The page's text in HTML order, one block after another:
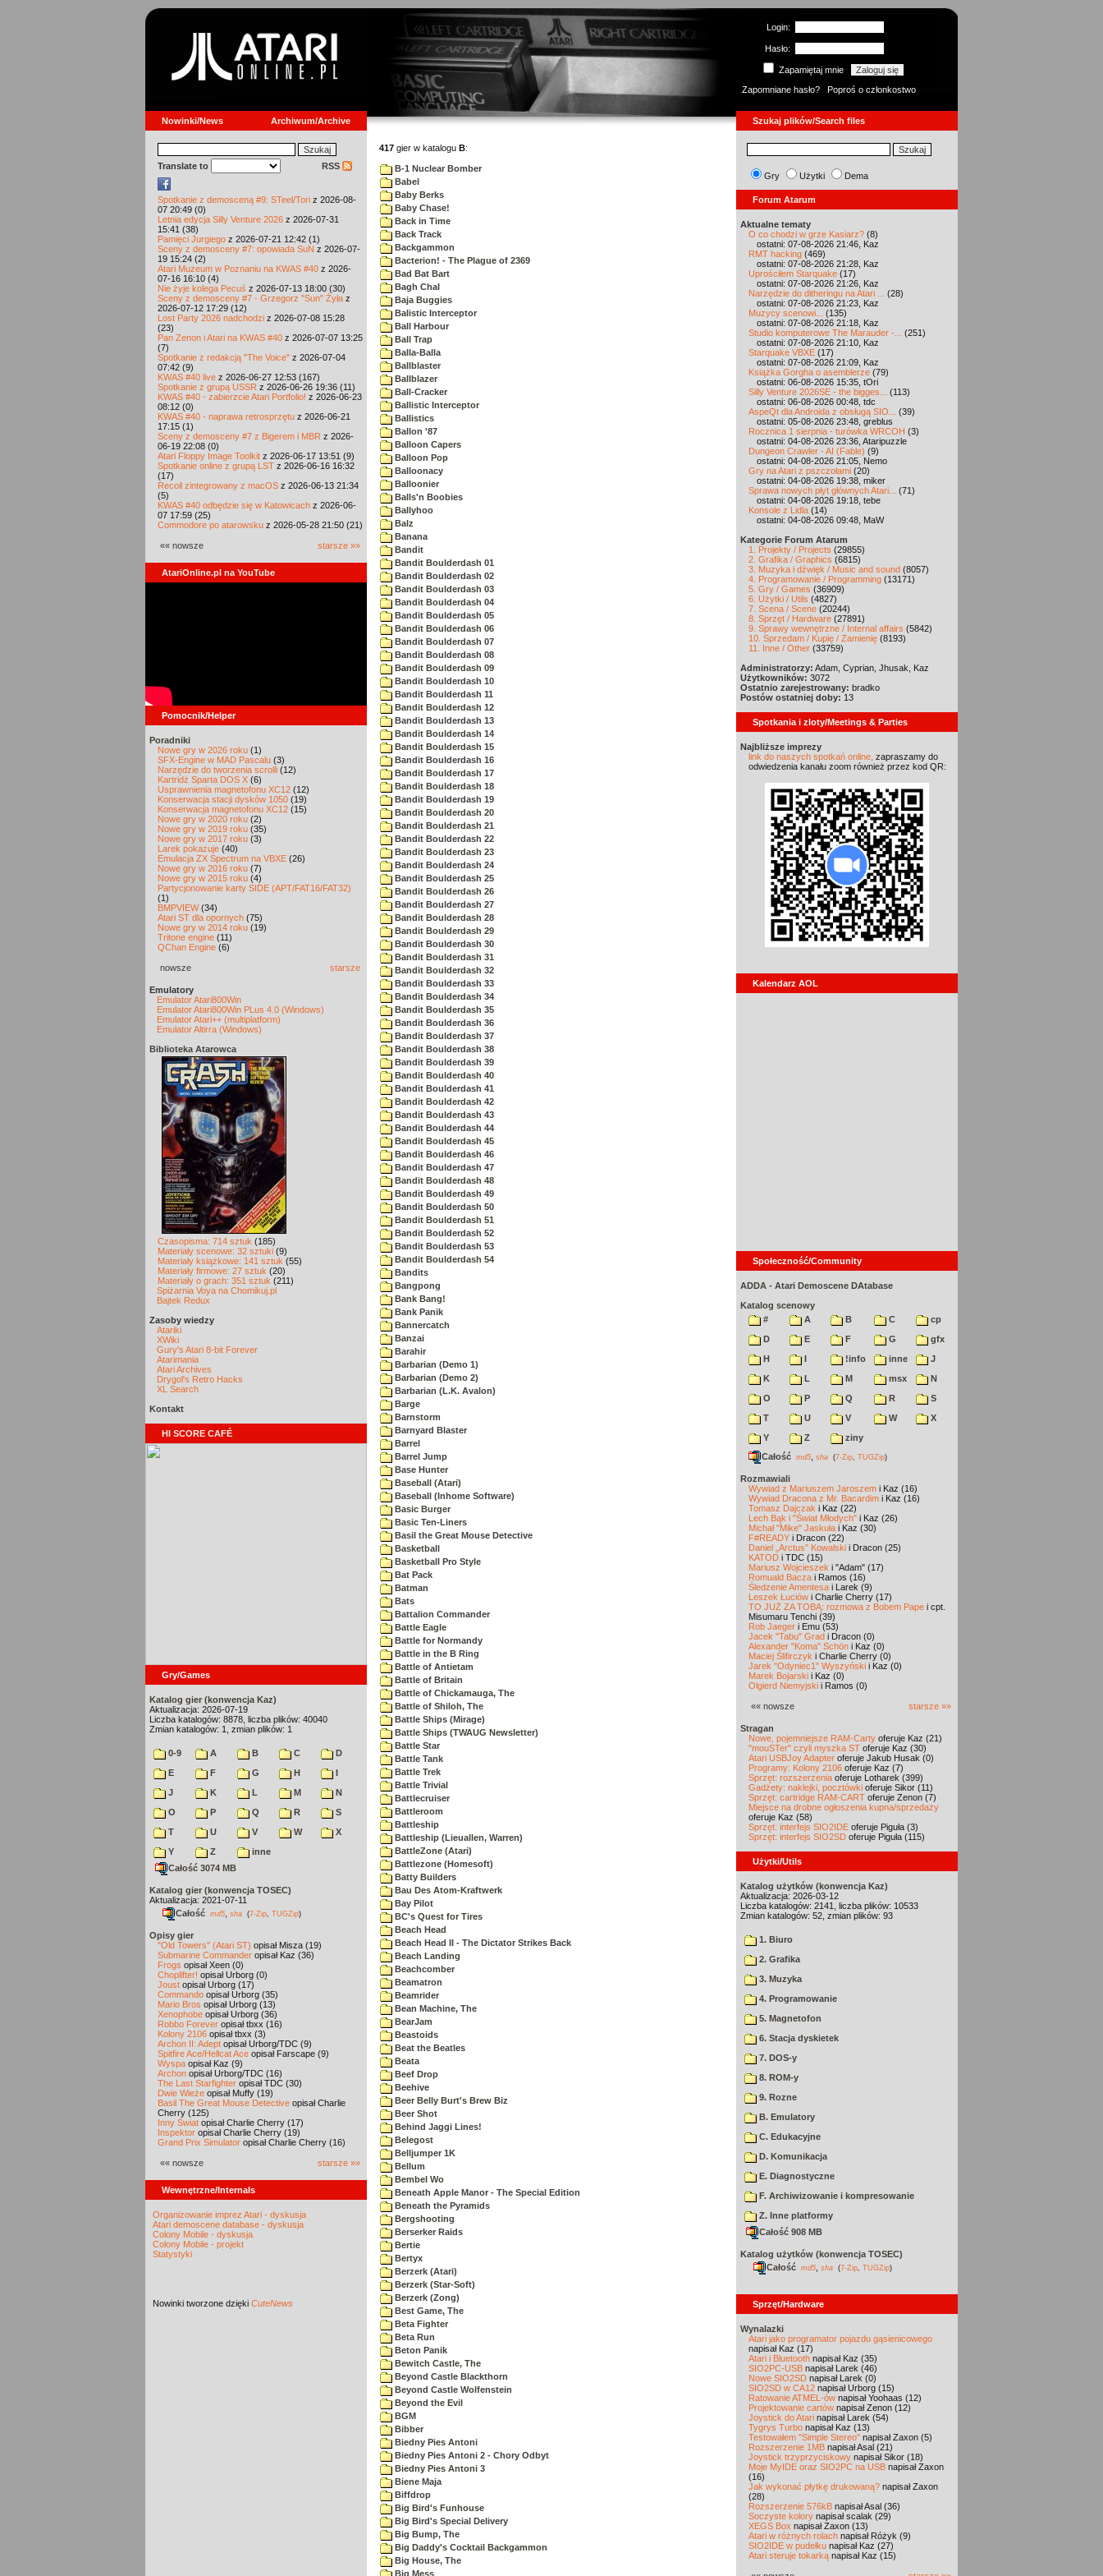
Login:
Hasło:
Zapamiętaj mnie
Zapomniane hasło?
Poproś o członkostwo
Nowinki/News Archiwum/Archive Szukaj plików/Search files
Translate to RSS
Spotkanie z demosceną #9: STeel/Tori z 2026-08-
07 20:49 (0)
Letnia edycja Silly Venture 2026 z 2026-07-31
15:41 (38)
Pamięci Jurgiego z 2026-07-21 12:42 (1)
Sceny z demosceny #7: opowiada SuN z 2026-07-
19 15:24 (2)
Atari Muzeum w Poznaniu na KWAS #40 z 2026-
07-16 16:10 (4)
Nie żyje kolega Pecuś z 2026-07-13 18:00 (30)
Sceny z demosceny #7 - Grzegorz "Sun" Żyła z
2026-07-12 17:29 (12)
Lost Party 2026 nadchodzi z 2026-07-08 15:28
(23)
Pan Zenon i Atari na KWAS #40 z 2026-07-07 13:25
(7)
Spotkanie z redakcją "The Voice" z 2026-07-04
07:42 (9)
KWAS #40 live z 2026-06-27 12:53 (167)
Spotkanie z grupą USSR z 2026-06-26 19:36 (11)
KWAS #40 - zabierzcie Atari Portfolio! z 2026-06-23
08:12 (0)
KWAS #40 - naprawa retrosprzętu z 2026-06-21
17:15 (1)
Sceny z demosceny #7 z Bigerem i MBR z 2026-
06-19 22:08 (0)
Atari Floppy Image Toolkit z 2026-06-17 13:51 (9)
Spotkanie online z grupą LST z 2026-06-16 16:32
(17)
Recoil zintegrowany z macOS z 2026-06-13 21:34
(5)
KWAS #40 odbędzie się w Katowicach z 2026-06-
07 17:59 (25)
Commodore po atarowsku z 2026-05-28 21:50 (21)
«« nowsze starsze »»
AtariOnline.pl na YouTube
Pomocnik/Helper
Poradniki
Nowe gry w 2026 roku (1)
SFX-Engine w MAD Pascalu (3)
Narzędzie do tworzenia scrolli (12)
Kartridż Sparta DOS X (6)
Usprawnienia magnetofonu XC12 (12)
Konserwacja stacji dysków 1050 (19)
Konserwacja magnetofonu XC12 (15)
Nowe gry w 2020 roku (2)
Nowe gry w 2019 roku (35)
Nowe gry w 2017 roku (3)
Larek pokazuje (40)
Emulacja ZX Spectrum na VBXE (26)
Nowe gry w 2016 roku (7)
Nowe gry w 2015 roku (4)
Partycjonowanie karty SIDE (APT/FAT16/FAT32)
(1)
BMPVIEW(34)
Atari ST dla opornych (75)
Nowe gry w 2014 roku (19)
Tritone engine (11)
QChan Engine (6)
nowsze starsze
Emulatory
Emulator Atari800Win
Emulator Atari800Win PLus 4.0 (Windows)
Emulator Atari++ (multiplatform)
Emulator Altirra (Windows)
Biblioteka Atarowca
Czasopisma: 714 sztuk (185)
Materiały scenowe: 32 sztuki (9)
Materiały książkowe: 141 sztuk (55)
Materiały firmowe: 27 sztuk (20)
Materiały o grach: 351 sztuk (211)
Spiżarnia Voya na Chomikuj.pl
Bajtek Redux
Zasoby wiedzy
Atariki
XWiki
Gury's Atari 8-bit Forever
Atarimania
Atari Archives
Drygol's Retro Hacks
XL Search
Kontakt
HI SCORE CAFÉ
Gry/Games
Katalog gier (konwencja Kaz)
Aktualizacja: 2026-07-19
Liczba katalogów: 8878, liczba plików: 40040
Zmian katalogów: 1, zmian plików: 1
0-9 A B C
D
E
F G H
I
J
K L M
N
O
P Q R
S
T
U V W
X
Y
Z
inne
Całość 3074 MB
Katalog gier (konwencja TOSEC)
Aktualizacja: 2021-07-11
Całość md5 sha (7-Zip TUGZip)
Opisy gier
"Old Towers" (Atari ST) opisał Misza (19)
Submarine Commander opisał Kaz (36)
Frogs opisał Xeen (0)
Choplifter! opisał Urborg (0)
Joust opisał Urborg (17)
Commando opisał Urborg (35)
Mario Bros opisał Urborg (13)
Xenophobe opisał Urborg (36)
Robbo Forever opisał tbxx (16)
Kolony 2106 opisał tbxx (3)
Archon II: Adept opisał Urborg/TDC (9)
Spitfire Ace/Hellcat Ace opisał Farscape (9)
Wyspa opisał Kaz (9)
Archon opisał Urborg/TDC (16)
The Last Starfighter opisał TDC (30)
Dwie Wieże opisał Muffy (19)
Basil The Great Mouse Detective opisał Charlie
Cherry (125)
Inny Świat opisał Charlie Cherry (17)
Inspektor opisał Charlie Cherry (19)
Grand Prix Simulator opisał Charlie Cherry (16)
«« nowsze starsze »»
Wewnętrzne/Internals
Organizowanie imprez Atari - dyskusja
Atari demoscene database - dyskusja
Colony Mobile - dyskusja
Colony Mobile - projekt
Statystyki
Nowinki tworzone dzięki CuteNews
417 gier w katalogu B:
B-1 Nuclear Bomber
Babel
Baby Berks
Baby Chase!
Back in Time
Back Track
Backgammon
Bacterion! - The Plague of 2369
Bad Bat Bart
Bagh Chal
Baja Buggies
Balistic Interceptor
Ball Harbour
Ball Trap
Balla-Balla
Ballblaster
Ballblazer
Ball-Cracker
Ballistic Interceptor
Ballistics
Ballon '87
Balloon Capers
Balloon Pop
Balloonacy
Balloonier
Balls'n Boobies
Ballyhoo
Balz
Banana
Bandit
Bandit Boulderdash 01
Bandit Boulderdash 02
Bandit Boulderdash 03
Bandit Boulderdash 04
Bandit Boulderdash 05
Bandit Boulderdash 06
Bandit Boulderdash 07
Bandit Boulderdash 08
Bandit Boulderdash 09
Bandit Boulderdash 10
Bandit Boulderdash 11
Bandit Boulderdash 12
Bandit Boulderdash 13
Bandit Boulderdash 14
Bandit Boulderdash 15
Bandit Boulderdash 16
Bandit Boulderdash 17
Bandit Boulderdash 18
Bandit Boulderdash 19
Bandit Boulderdash 20
Bandit Boulderdash 21
Bandit Boulderdash 22
Bandit Boulderdash 23
Bandit Boulderdash 24
Bandit Boulderdash 25
Bandit Boulderdash 26
Bandit Boulderdash 27
Bandit Boulderdash 28
Bandit Boulderdash 29
Bandit Boulderdash 30
Bandit Boulderdash 31
Bandit Boulderdash 32
Bandit Boulderdash 33
Bandit Boulderdash 34
Bandit Boulderdash 35
Bandit Boulderdash 36
Bandit Boulderdash 37
Bandit Boulderdash 38
Bandit Boulderdash 39
Bandit Boulderdash 40
Bandit Boulderdash 41
Bandit Boulderdash 42
Bandit Boulderdash 43
Bandit Boulderdash 44
Bandit Boulderdash 45
Bandit Boulderdash 46
Bandit Boulderdash 47
Bandit Boulderdash 48
Bandit Boulderdash 49
Bandit Boulderdash 50
Bandit Boulderdash 51
Bandit Boulderdash 52
Bandit Boulderdash 53
Bandit Boulderdash 54
Bandits
Bangpong
Bank Bang!
Bank Panik
Bannercatch
Banzai
Barahir
Barbarian (Demo 1)
Barbarian (Demo 2)
Barbarian (L.K. Avalon)
Barge
Barnstorm
Barnyard Blaster
Barrel
Barrel Jump
Base Hunter
Baseball (Atari)
Baseball (Inhome Software)
Basic Burger
Basic Ten-Liners
Basil the Great Mouse Detective
Basketball
Basketball Pro Style
Bat Pack
Batman
Bats
Battalion Commander
Battle Eagle
Battle for Normandy
Battle in the B Ring
Battle of Antietam
Battle of Britain
Battle of Chickamauga, The
Battle of Shiloh, The
Battle Ships (Mirage)
Battle Ships (TWAUG Newsletter)
Battle Star
Battle Tank
Battle Trek
Battle Trivial
Battlecruiser
Battleroom
Battleship
Battleship (Lieuallen, Warren)
BattleZone (Atari)
Battlezone (Homesoft)
Batty Builders
Bau Des Atom-Kraftwerk
Bay Pilot
BC's Quest for Tires
Beach Head
Beach Head II - The Dictator Strikes Back
Beach Landing
Beachcomber
Beamatron
Beamrider
Bean Machine, The
BearJam
Beastoids
Beat the Beatles
Beata
Beef Drop
Beehive
Beer Belly Burt's Brew Biz
Beer Shot
Behind Jaggi Lines!
Belegost
Belljumper 1K
Bellum
Bembel Wo
Beneath Apple Manor - The Special Edition
Beneath the Pyramids
Bergshooting
Berserker Raids
Bertie
Bertyx
Berzerk (Atari)
Berzerk (Star-Soft)
Berzerk (Zong)
Best Game, The
Beta Fighter
Beta Run
Beton Panik
Bewitch Castle, The
Beyond Castle Blackthorn
Beyond Castle Wolfenstein
Beyond the Evil
BGM
Bibber
Biedny Pies Antoni
Biedny Pies Antoni 2 - Chory Odbyt
Biedny Pies Antoni 3
Biene Maja
Biffdrop
Big Bird's Funhouse
Big Bird's Special Delivery
Big Bump, The
Big Daddy's Cocktail Backgammon
Big House, The
Big Mess
Gry Użytki Dema
Forum Atarum
Aktualne tematy
O co chodzi w grze Kasiarz? (8)
ostatni: 07-08-2026 21:46, Kaz
RMT hacking (469)
ostatni: 07-08-2026 21:28, Kaz
Uprościłem Starquake (17)
ostatni: 07-08-2026 21:26, Kaz
Narzędzie do ditheringu na Atari ...
(28)
ostatni: 07-08-2026 21:23, Kaz
Muzycy scenowi...
(135)
ostatni: 07-08-2026 21:18, Kaz
Studio komputerowe The Marauder -...
(251)
ostatni: 07-08-2026 21:10, Kaz
Starquake VBXE (17)
ostatni: 07-08-2026 21:09, Kaz
Książka Gorgha o asemblerze (79)
ostatni: 06-08-2026 15:35, tOri
Silly Venture 2026SE - the bigges...
(113)
ostatni: 06-08-2026 00:48, tdc
AspeQt dla Androida z obsługą SIO...
(39)
ostatni: 05-08-2026 23:48, greblus
Rocznica 1 sierpnia - turówka WRCOH (3)
ostatni: 04-08-2026 23:36, Ataripuzzle
Dungeon Crawler - AI (Fable) (9)
ostatni: 04-08-2026 21:05, Nemo
Gry na Atari z pszczołami (20)
ostatni: 04-08-2026 19:38, miker
Sprawa nowych płyt głównych Atari...
(71)
ostatni: 04-08-2026 19:18, tebe
Konsole z Lidla (14)
ostatni: 04-08-2026 09:48, MaW
Kategorie Forum Atarum
1. Projekty / Projects (29855)
2. Grafika / Graphics (6815)
3. Muzyka i dźwięk / Music and sound (8057)
4. Programowanie / Programming (13171)
5. Gry / Games (36909)
6. Użytki / Utils (4827)
7. Scena / Scene (20244)
8. Sprzęt / Hardware (27891)
9. Sprawy wewnętrzne / Internal affairs (5842)
10. Sprzedam / Kupię / Zamienię (8193)
11. Inne / Other (33759)
Administratorzy: Adam, Cyprian, Jhusak, Kaz
Użytkowników: 3072
Ostatnio zarejestrowany: bradko
Postów ostatniej doby: 13
Spotkania i zloty/Meetings & Parties
Najbliższe imprezy
link do naszych spotkań online, zapraszamy do
odwiedzenia kanału zoom również przez kod QR:
Kalendarz AOL
Społeczność/Community
ADDA - Atari Demoscene DAtabase
Katalog scenowy
#
A B C
cp
D
E F G
gfx
H
I !info inne
J
K
L M msx
N
O
P Q R
S
T
U V W
X
Y
Z
ziny
Całość md5 sha (7-Zip TUGZip)
Rozmawiali
Wywiad z Mariuszem Jaroszem i Kaz (16)
Wywiad Dracona z Mr. Bacardim i Kaz (16)
Tomasz Dajczak i Kaz (22)
Lech Bąk i "Świat Młodych" i Kaz (26)
Michał "Mike" Jaskuła i Kaz (30)
F#READY i Dracon (22)
Daniel „Arctus” Kowalski i Dracon (25)
KATOD i TDC (15)
Mariusz Wojcieszek i "Adam" (17)
Romuald Bacza i Ramos (16)
Śledzenie Amentesa i Larek (9)
Leszek Łuciów i Charlie Cherry (17)
TO JUŻ ZA TOBĄ: rozmowa z Bobem Pape i cpt.
Misumaru Tenchi (39)
Rob Jaeger i Emu (53)
Jacek "Tabu" Grad i Dracon (0)
Alexander "Koma" Schön i Kaz (0)
Maciej Ślifirczyk i Charlie Cherry (0)
Jarek "Odyniec1" Wyszyński i Kaz (0)
Marek Bojarski i Kaz (0)
Olgierd Niemyjski i Ramos (0)
«« nowsze starsze »»
Stragan
Nowe, pojemniejsze RAM-Carty oferuje Kaz (21)
"mouSTer" czyli myszka ST oferuje Kaz (30)
Atari USBJoy Adapter oferuje Jakub Husak (0)
Programy: Kolony 2106 oferuje Kaz (7)
Sprzęt: rozszerzenia oferuje Lotharek (399)
Gadżety: naklejki, pocztówki oferuje Sikor (11)
Sprzęt: cartridge RAM-CART oferuje Zenon (7)
Miejsce na drobne ogłoszenia kupna/sprzedaży
oferuje Kaz (58)
Sprzęt: interfejs SIO2IDE oferuje Piguła (3)
Sprzęt: interfejs SIO2SD oferuje Piguła (115)
Użytki/Utils
Katalog użytków (konwencja Kaz)
Aktualizacja: 2026-03-12
Liczba katalogów: 2141, liczba plików: 10533
Zmian katalogów: 52, zmian plików: 93
1. Biuro
2. Grafika
3. Muzyka
4. Programowanie
5. Magnetofon
6. Stacja dyskietek
7. DOS-y
8. ROM-y
9. Rozne
B. Emulatory
C. Edukacyjne
D. Komunikacja
E. Diagnostyczne
F. Archiwizowanie i kompresowanie
Z. Inne platformy
Całość 908 MB
Katalog użytków (konwencja TOSEC)
Całość md5 sha (7-Zip TUGZip)
Sprzęt/Hardware
Wynalazki
Atari jako programator pojazdu gąsienicowego
napisał Kaz (17)
Atari i Bluetooth napisał Kaz (35)
SIO2PC-USB napisał Larek (46)
Nowe SIO2SD napisał Larek (0)
SIO2SD w CA12 napisał Urborg (15)
Ratowanie ATMEL-ów napisał Yoohaas (12)
Projektowanie cartów napisał Zenon (12)
Joystick do Atari napisał Larek (54)
Tygrys Turbo napisał Kaz (13)
Testowałem "Simple Stereo" napisał Zaxon (5)
Rozszerzenie 1MB napisał Asal (21)
Joystick trzyprzyciskowy napisał Sikor (18)
Moje MyIDE oraz SIO2PC na USB napisał Zaxon
(16)
Jak wykonać płytkę drukowaną? napisał Zaxon
(28)
Rozszerzenie 576kB napisał Asal (36)
Soczyste kolory napisał scalak (29)
XEGS Box napisał Zaxon (13)
Atari w różnych rolach napisał Różyk (9)
SIO2IDE w pudełku napisał Kaz (27)
Atari steruje tokarką napisał Kaz (15)